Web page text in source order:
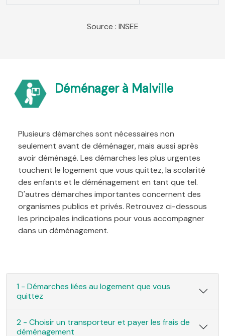
Source : INSEE
Déménager à Malville
Plusieurs démarches sont nécessaires non
seulement avant de déménager, mais aussi après
avoir déménagé. Les démarches les plus urgentes
touchent le logement que vous quittez, la scolarité
des enfants et le déménagement en tant que tel.
D'autres démarches importantes concernent des
organismes publics et privés. Retrouvez ci-dessous
les principales indications pour vous accompagner
dans un déménagement.
1 - Démarches liées au logement que vous
quittez
2 - Choisir un transporteur et payer les frais de
déménagement